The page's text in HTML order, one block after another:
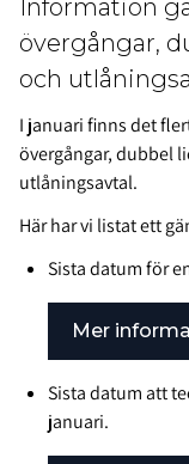
Information
övergångar,
och
I januari finns det
övergångar, dubbel
utlåningsavtal.
Här har vi listat ett
Sista datum för
Mer
Sista datum att
januari.